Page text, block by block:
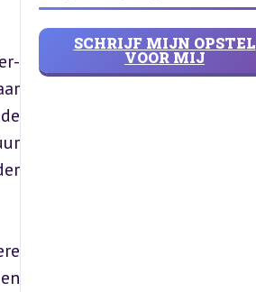
SCHRIJF MIJN OPSTEL
VOOR MIJ